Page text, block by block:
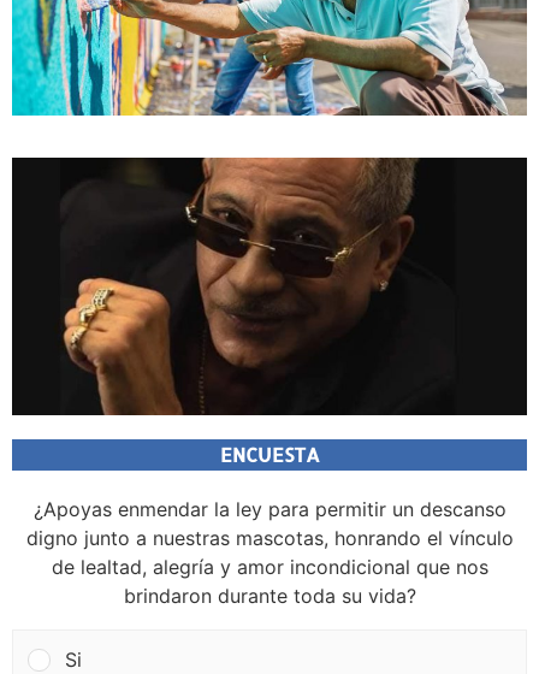
ENCUESTA
¿Apoyas enmendar la ley para permitir un descanso
digno junto a nuestras mascotas, honrando el vínculo
de lealtad, alegría y amor incondicional que nos
brindaron durante toda su vida?
Si